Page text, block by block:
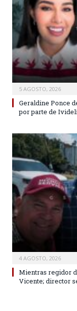
5 AGOSTO, 2026
Geraldine Ponce
por parte de
4 AGOSTO, 2026
Mientras regidor
Vicente; director